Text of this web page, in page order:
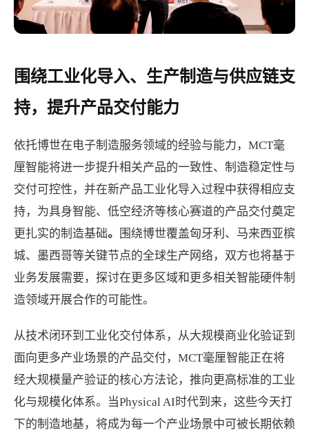
围绕工业化导入、生产制造与供应链支
持，提升产品交付能力
依托博世在电子制造服务领域的经验与能力，MCT毫
厘智能将进一步提升相关产品的一致性、制造稳定性与
交付可控性，并在新产品工业化导入过程中获得相应支
持，为具身智能、低空经济等核心赛道的产品交付奠定
更扎实的制造基础。
围绕博世覆盖匈牙利、马来西亚槟
城、墨西哥等关键节点的全球生产网络，双方也将基于
业务发展需要，探讨在更多区域和更多相关智能硬件制
造领域开展合作的可能性。
从技术闭环到工业化交付体系，从大规模商业化验证到
面向更多产业场景的产品交付，MCT毫厘智能正在将
经大规模量产验证的核心方法论，推向更高标准的工业
化与规模化体系。当Physical AI时代到来，这些今天打
下的制造地基，将成为每一个产业场景中可被长期依赖